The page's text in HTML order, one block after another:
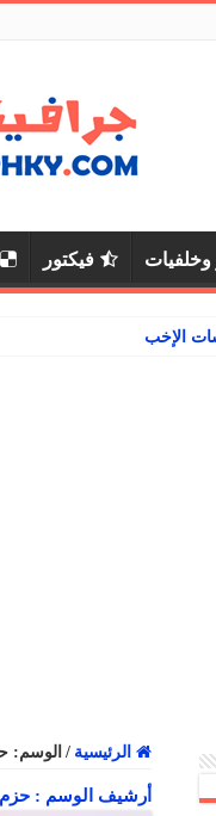
فيكتور
والرياضية
الرئيسية / الوسم:
أرشيف الوسم :